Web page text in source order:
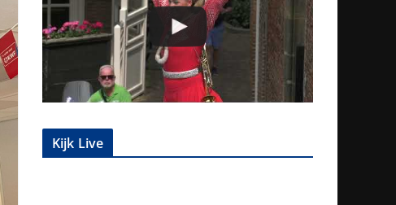
Kijk Live